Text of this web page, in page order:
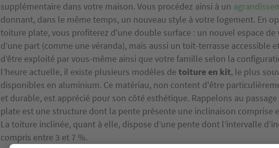
supplémentaire dans votre maison. Vous procédez ainsi à un
donnant, dans le même temps, un nouveau style à votre logement. En
toiture plate, vous profiterez d'une double surface : un nouvel espace de
d’une part (comme une véranda), mais aussi un toit-terrasse accessible
d’être exploité par vous-même ainsi que votre famille selon la
l’heure actuelle, il existe plusieurs modèles de toiture en kit, le plus
disponibles en aluminium. Ce matériau, non content d'être
et durable, est apprécié pour son côté esthétique. Rappelons au
plate est une structure dont la pente présente une inclinaison comprise
La toiture inclinée, quant à elle, dispose d’une pente dont l’intervalle
compris entre 3 et 7 %.